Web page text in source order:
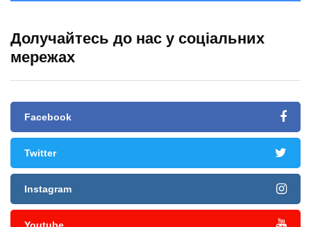
Долучайтесь до нас у соціальних
мережах
Facebook
Twitter
Instagram
Youtube